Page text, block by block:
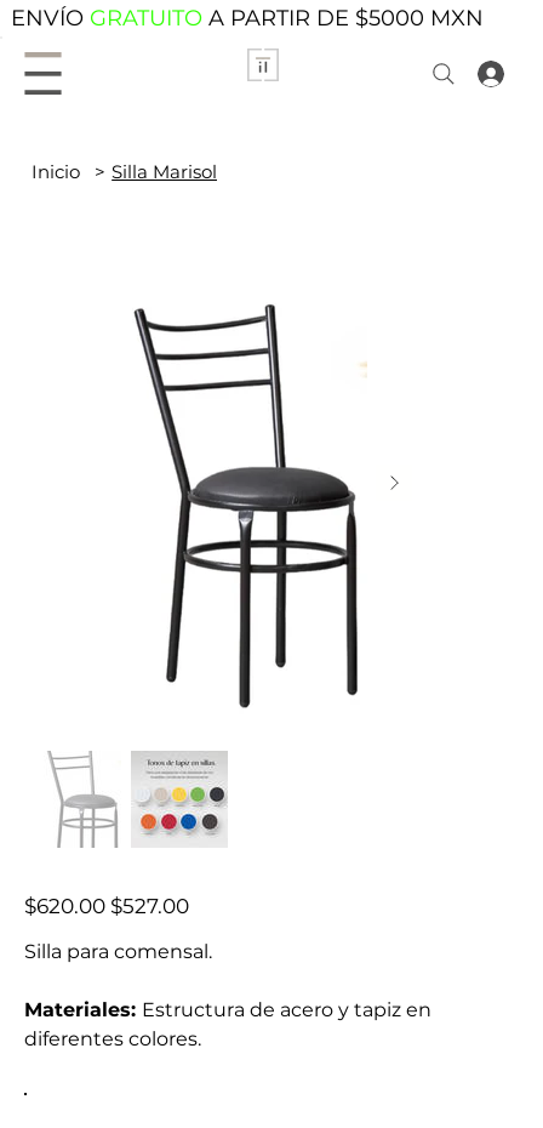
ENVÍO GRATUITO A PARTIR DE $5000 MXN
Inicio > Silla Marisol
Precio
original
$620.00 Precio
de
$527.00
Silla para comensal.
Materiales: Estructura de acero y tapiz en
diferentes colores.